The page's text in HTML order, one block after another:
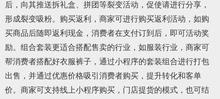
后，向其推送拆礼盒、拼团等裂变活动，促使请进行分享，
形成裂变吸粉。购买返利，商家可进行购买返利活动，如购
买商品后随即返利现金，消费者在支付订到后，即可活动奖
励。组合套装更适合搭配售卖的行业，如服装行业，商家可
帮消费者搭配好衣服裤子，通过小程序的套装组合进行打包
出售，并通过优惠价格吸引消费者购买，提升转化和客单
价。商家可支持线上小程序购买，门店提货的模式，也可结